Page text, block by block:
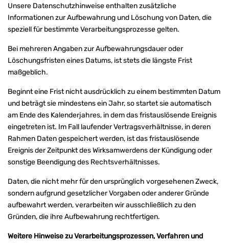
Unsere Datenschutzhinweise enthalten zusätzliche
Informationen zur Aufbewahrung und Löschung von Daten, die
speziell für bestimmte Verarbeitungsprozesse gelten.
Bei mehreren Angaben zur Aufbewahrungsdauer oder
Löschungsfristen eines Datums, ist stets die längste Frist
maßgeblich.
Beginnt eine Frist nicht ausdrücklich zu einem bestimmten Datum
und beträgt sie mindestens ein Jahr, so startet sie automatisch
am Ende des Kalenderjahres, in dem das fristauslösende Ereignis
eingetreten ist. Im Fall laufender Vertragsverhältnisse, in deren
Rahmen Daten gespeichert werden, ist das fristauslösende
Ereignis der Zeitpunkt des Wirksamwerdens der Kündigung oder
sonstige Beendigung des Rechtsverhältnisses.
Daten, die nicht mehr für den ursprünglich vorgesehenen Zweck,
sondern aufgrund gesetzlicher Vorgaben oder anderer Gründe
aufbewahrt werden, verarbeiten wir ausschließlich zu den
Gründen, die ihre Aufbewahrung rechtfertigen.
Weitere Hinweise zu Verarbeitungsprozessen, Verfahren und